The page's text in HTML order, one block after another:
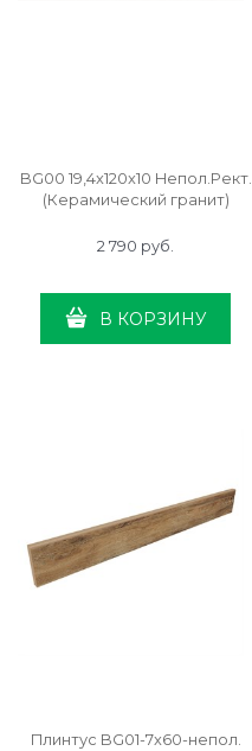
BG00 19,4x120x10 Непол.Рект.
(Керамический гранит)
2 790 руб.
В КОРЗИНУ
Плинтус BG01-7x60-непол.